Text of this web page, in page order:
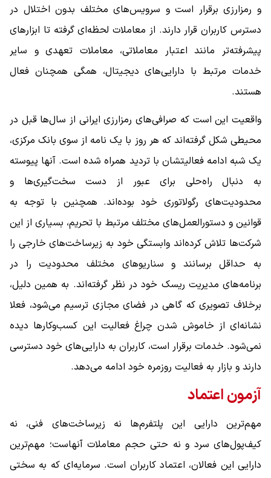
و رمزارزی برقرار است و سرویس‌های مختلف بدون اختلال در
دسترس کاربران قرار دارند. از معاملات لحظه‌ای گرفته تا ابزارهای
پیشرفته‌تر مانند اعتبار معاملاتی، معاملات تعهدی و سایر
خدمات مرتبط با دارایی‌های دیجیتال، همگی همچنان فعال
هستند.
واقعیت این است که صرافی‌های رمزارزی ایرانی از سال‌ها قبل در
محیطی شکل گرفته‌اند که هر روز با یک نامه از سوی بانک مرکزی،
یک شبه ادامه فعالیتشان با تردید همراه شده است. آنها پیوسته
به دنبال راه‌حلی برای عبور از دست سخت‌گیری‌ها و
محدودیت‌های رگولاتوری خود بوده‌اند. همچنین با توجه به
قوانین و دستورالعمل‌های مختلف مرتبط با تحریم، بسیاری از این
شرکت‌ها تلاش کرده‌اند وابستگی خود به زیرساخت‌های خارجی را
به حداقل برسانند و سناریوهای مختلف محدودیت را در
برنامه‌های مدیریت ریسک خود در نظر گرفته‌اند. به همین دلیل،
برخلاف تصویری که گاهی در فضای مجازی ترسیم می‌شود، فعلا
نشانه‌ای از خاموش شدن چراغ فعالیت این کسب‌وکارها دیده
نمی‌شود. خدمات برقرار است، کاربران به دارایی‌های خود دسترسی
دارند و بازار به فعالیت روزمره خود ادامه می‌دهد.
آزمون اعتماد
مهم‌ترین دارایی این پلتفرم‌ها نه زیرساخت‌های فنی، نه
کیف‌پول‌های سرد و نه حتی حجم معاملات آنهاست؛ مهم‌ترین
دارایی این فعالان، اعتماد کاربران است. سرمایه‌ای که به سختی